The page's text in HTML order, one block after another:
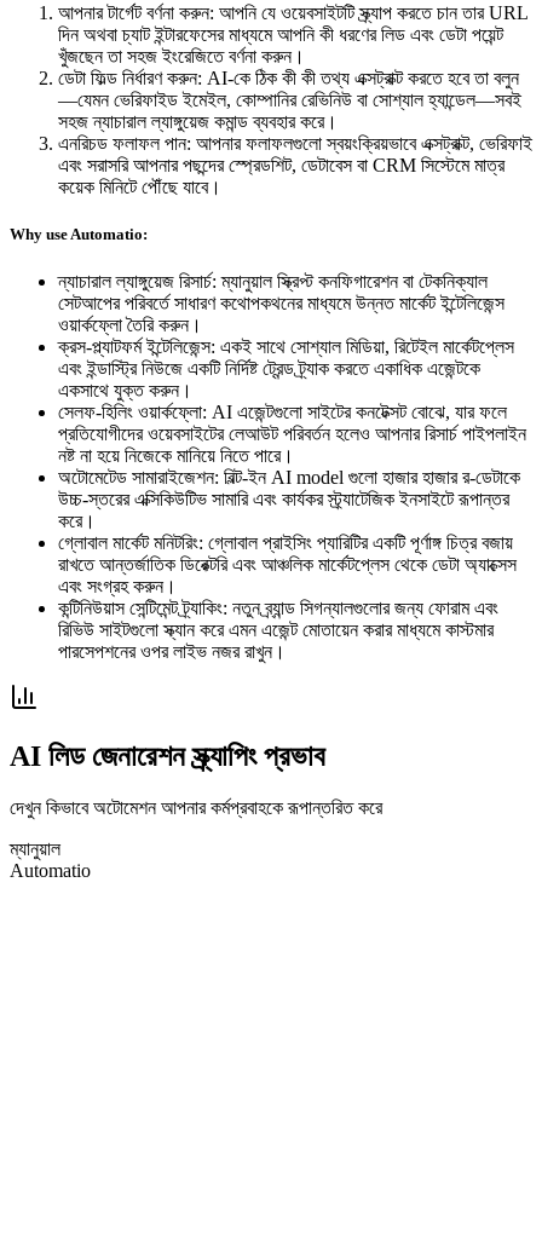
আপনার টার্গেট বর্ণনা করুন: আপনি যে ওয়েবসাইটটি স্ক্র্যাপ করতে চান তার URL
দিন অথবা চ্যাট ইন্টারফেসের মাধ্যমে আপনি কী ধরণের লিড এবং ডেটা পয়েন্ট
খুঁজছেন তা সহজ ইংরেজিতে বর্ণনা করুন।
ডেটা ফিল্ড নির্ধারণ করুন: AI-কে ঠিক কী কী তথ্য এক্সট্রাক্ট করতে হবে তা বলুন
—যেমন ভেরিফাইড ইমেইল, কোম্পানির রেভিনিউ বা সোশ্যাল হ্যান্ডেল—সবই
সহজ ন্যাচারাল ল্যাঙ্গুয়েজ কমান্ড ব্যবহার করে।
এনরিচড ফলাফল পান: আপনার ফলাফলগুলো স্বয়ংক্রিয়ভাবে এক্সট্রাক্ট, ভেরিফাই
এবং সরাসরি আপনার পছন্দের স্প্রেডশিট, ডেটাবেস বা CRM সিস্টেমে মাত্র
কয়েক মিনিটে পৌঁছে যাবে।
Why use Automatio:
ন্যাচারাল ল্যাঙ্গুয়েজ রিসার্চ: ম্যানুয়াল স্ক্রিপ্ট কনফিগারেশন বা টেকনিক্যাল
সেটআপের পরিবর্তে সাধারণ কথোপকথনের মাধ্যমে উন্নত মার্কেট ইন্টেলিজেন্স
ওয়ার্কফ্লো তৈরি করুন।
ক্রস-প্ল্যাটফর্ম ইন্টেলিজেন্স: একই সাথে সোশ্যাল মিডিয়া, রিটেইল মার্কেটপ্লেস
এবং ইন্ডাস্ট্রি নিউজে একটি নির্দিষ্ট ট্রেন্ড ট্র্যাক করতে একাধিক এজেন্টকে
একসাথে যুক্ত করুন।
সেলফ-হিলিং ওয়ার্কফ্লো: AI এজেন্টগুলো সাইটের কনটেক্সট বোঝে, যার ফলে
প্রতিযোগীদের ওয়েবসাইটের লেআউট পরিবর্তন হলেও আপনার রিসার্চ পাইপলাইন
নষ্ট না হয়ে নিজেকে মানিয়ে নিতে পারে।
অটোমেটেড সামারাইজেশন: বিল্ট-ইন AI model গুলো হাজার হাজার র-ডেটাকে
উচ্চ-স্তরের এক্সিকিউটিভ সামারি এবং কার্যকর স্ট্র্যাটেজিক ইনসাইটে রূপান্তর
করে।
গ্লোবাল মার্কেট মনিটরিং: গ্লোবাল প্রাইসিং প্যারিটির একটি পূর্ণাঙ্গ চিত্র বজায়
রাখতে আন্তর্জাতিক ডিরেক্টরি এবং আঞ্চলিক মার্কেটপ্লেস থেকে ডেটা অ্যাক্সেস
এবং সংগ্রহ করুন।
কন্টিনিউয়াস সেন্টিমেন্ট ট্র্যাকিং: নতুন ব্র্যান্ড সিগন্যালগুলোর জন্য ফোরাম এবং
রিভিউ সাইটগুলো স্ক্যান করে এমন এজেন্ট মোতায়েন করার মাধ্যমে কাস্টমার
পারসেপশনের ওপর লাইভ নজর রাখুন।
AI লিড জেনারেশন স্ক্র্যাপিং প্রভাব
দেখুন কিভাবে অটোমেশন আপনার কর্মপ্রবাহকে রূপান্তরিত করে
ম্যানুয়াল
Automatio